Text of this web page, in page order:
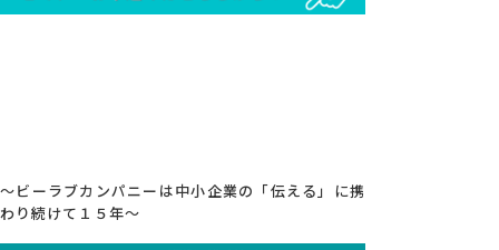
～ビーラブカンパニーは中小企業の「伝える」に携
わり続けて１５年～